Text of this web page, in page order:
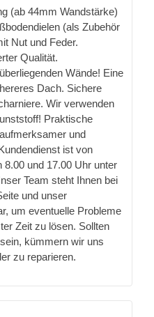
(ab 44mm Wandstärke)
(als Zubehör
Nut und Feder.
Qualität.
Wände! Eine
Dach. Sichere
Wir verwenden
Praktische
und
ist von
und 17.00 Uhr unter
Team steht Ihnen bei
und unser
um eventuelle Probleme
Zeit zu lösen. Sollten
kümmern wir uns
zu reparieren.